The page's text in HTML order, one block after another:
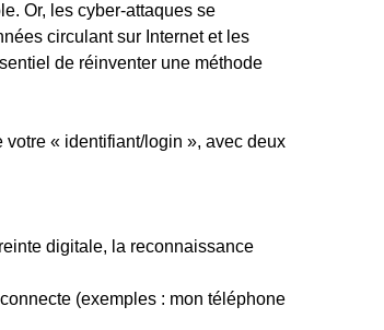
Or, les cyber-attaques se
circulant sur Internet et les
de réinventer une méthode
votre « identifiant/login », avec deux
digitale, la reconnaissance
(exemples : mon téléphone